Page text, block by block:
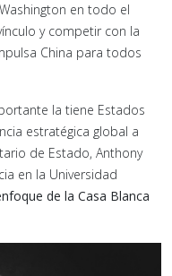
en todo el
y competir con la
China para todos
la tiene Estados
estratégica global a
de Estado, Anthony
en la Universidad
de la Casa Blanca